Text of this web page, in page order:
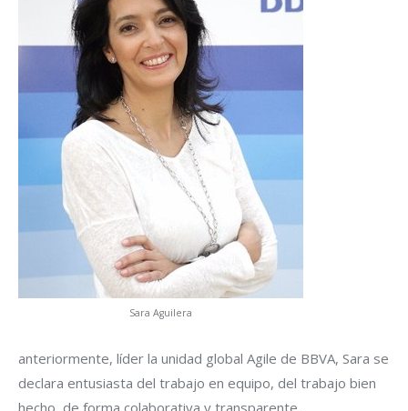
Sara Aguilera
anteriormente, líder la unidad global Agile de BBVA, Sara se
declara entusiasta del trabajo en equipo, del trabajo bien
hecho, de forma colaborativa y transparente.